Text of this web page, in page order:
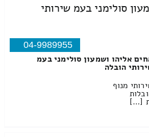
סולימני בעמ שירותי
04-9989955
אליהו ושמעון סולימני בעמ
הובלה
מנוף
[…]